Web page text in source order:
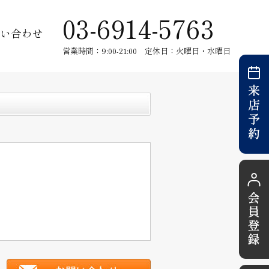
合わせ 03-6914-5763
営業時間：9:00-21:00 定休日：火曜日・水曜日